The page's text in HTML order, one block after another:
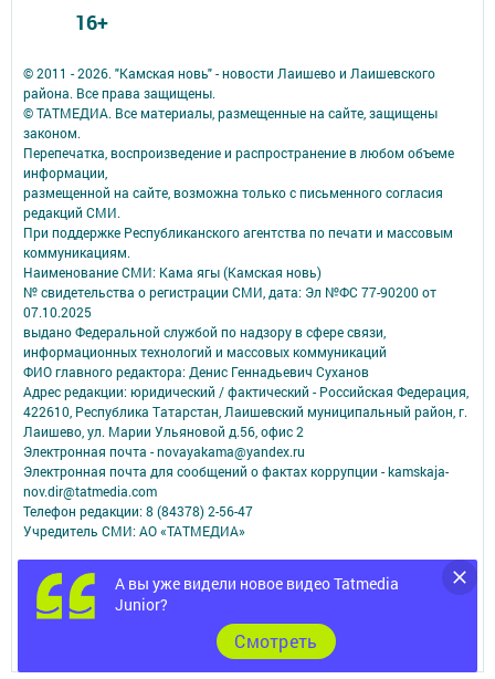
А вы уже видели новое видео Tatmedia
Junior?
Cмотреть
© 2011 - 2026. "Камская новь" - новости Лаишево и Лаишевского
района. Все права защищены.
© ТАТМЕДИА. Все материалы, размещенные на сайте, защищены
законом.
Перепечатка, воспроизведение и распространение в любом объеме
информации,
размещенной на сайте, возможна только с письменного согласия
редакций СМИ.
При поддержке Республиканского агентства по печати и массовым
коммуникациям.
Наименование СМИ: Кама ягы (Камская новь)
№ свидетельства о регистрации СМИ, дата: Эл №ФC 77-90200 от
07.10.2025
выдано Федеральной службой по надзору в сфере связи,
информационных технологий и массовых коммуникаций
ФИО главного редактора: Денис Геннадьевич Суханов
Адрес редакции: юридический / фактический - Российская Федерация,
422610, Республика Татарстан, Лаишевский муниципальный район, г.
Лаишево, ул. Марии Ульяновой д.56, офис 2
Электронная почта - novayakama@yandex.ru
Электронная почта для сообщений о фактах коррупции - kamskaja-
nov.dir@tatmedia.com
Телефон редакции: 8 (84378) 2-56-47
Учредитель СМИ: АО «ТАТМЕДИА»
Антикоррупционная политика
АО «ТАТМЕДИА» использует «cookie»для персонализации сервисов и
удобства пользователей сайтом.
Использование «cookie» можно отменить в настройках браузера.
Политика конфиденциальности
16+